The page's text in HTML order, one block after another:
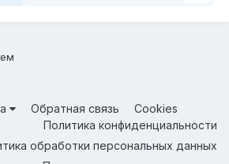
Обратная связь
Cookies
Политика конфиденциальности
обработки персональных данных